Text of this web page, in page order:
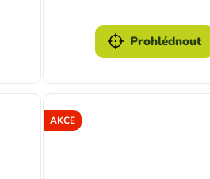
Prohlédnout
AKCE